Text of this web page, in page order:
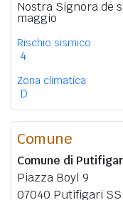
Nostra Signora de
maggio
Rischio sismico
4
Zona climatica
D
Comune
Comune di
Piazza Boyl 9
07040 Putifigari SS